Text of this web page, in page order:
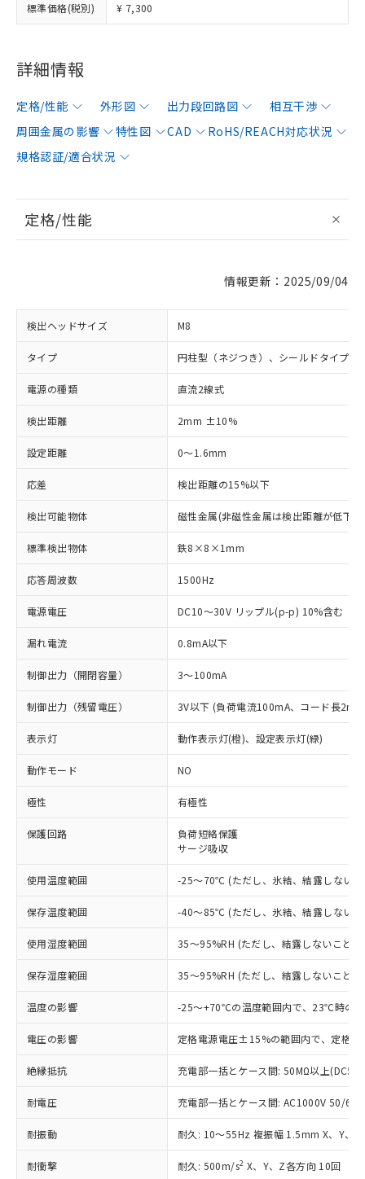
標準価格(税別) ¥ 7,300
詳細情報
定格/性能 外形図 出力段回路図
相互干渉
周囲金属の影響
特性図 CAD
RoHS/REACH対応状況
規格認証/適合状況
定格/性能
情報更新：2025/09/04
検出ヘッドサイズ M8
タイプ 円柱型（ネジつき）、シールドタイプ
電源の種類 直流2線式
検出距離 2mm ±10%
設定距離 0～1.6mm
応差 検出距離の15%以下
検出可能物体 磁性金属(非磁性金属は検出距離が低下
標準検出物体 鉄8×8×1mm
応答周波数 1500Hz
電源電圧 DC10～30V リップル(p-p) 10%含む
漏れ電流 0.8mA以下
制御出力（開閉容量） 3～100mA
制御出力（残留電圧） 3V以下 (負荷電流100mA、コード長2m
表示灯 動作表示灯(橙)、設定表示灯(緑)
動作モード NO
極性 有極性
保護回路
負荷短絡保護
サージ吸収
使用温度範囲 -25～70℃ (ただし、氷結、結露しない
保存温度範囲 -40～85℃ (ただし、氷結、結露しない
使用湿度範囲 35～95%RH (ただし、結露しないこと)
保存湿度範囲 35～95%RH (ただし、結露しないこと)
温度の影響 -25～+70℃の温度範囲内で、23℃時の
電圧の影響 定格電源電圧±15%の範囲内で、定格
絶縁抵抗 充電部一括とケース間: 50MΩ以上
耐電圧 充電部一括とケース間: AC1000V 50/
耐振動 耐久: 10～55Hz 複振幅 1.5mm X、Y、Z
耐衝撃 耐久: 500m/s2 X、Y、Z各方向 10回
ご利用条件
以下の条件をお読みいただき、同意のうえ
本サービスは、当社制御機器事業取扱
商品の当社在庫状況および標準価格
(税抜)を提供させていただくもので
当社制御機器事業取扱商品の中には、
本サービスの対象外となる商品もある
ことをご了承ください。
在庫状況および標準価格照会結果は、
記載している更新日時点での社内デー
タに基づき作成されるものであり、閲
覧された時点での実際の在庫および標
対応済み：EU RoHS指令（10物質）の
非含有に対応した製品が提供可能な商品で
対応予定：EU RoHS指令（10物質）の非含
商品です。
対応予定なし：EU RoHS指令（10物質）の
非含有に非対応の商品で、対応品を出す予
定はありません。
調査・確認中：EU RoHS指令（10物質）の
非含有の対応状況を調査中または確認中の
非該当品：ライセンス料など無形物で、有
害物質有無と関係のない商品です。
仕入先様の事情により、非含有部品として
いたものが、含有品と判明した場合などや
むを得ず変更することがあります。
*EU RoHS指令（10物質）：
鉛(Pb) 1000ppm以下、 水銀(Hg) 1000ppm以下、 カド
※1 中国RoHS○×表
「○」：最大均質材料含有率が中国RoHSの
基準値以下であることを示します。
「×」：最大均質材料含有率が中国RoHSの
基準値を超えていることを示します。
「－」：未確認です。当社販売部門へお問
い合わせください。
*中国RoHS10物質の基準値 (GB/T26572)：
Pb(鉛) :1000ppm、 Hg(水銀) : 1000ppm、 Cd(カドミウ
当社は、これら貴社製品のうち、外国
為替および外国貿易法に定める商品
（以下｢規制貨物等」という）を輸出
または国外への提供する場合は、日本
国政府の輸出許可(または役務取引許